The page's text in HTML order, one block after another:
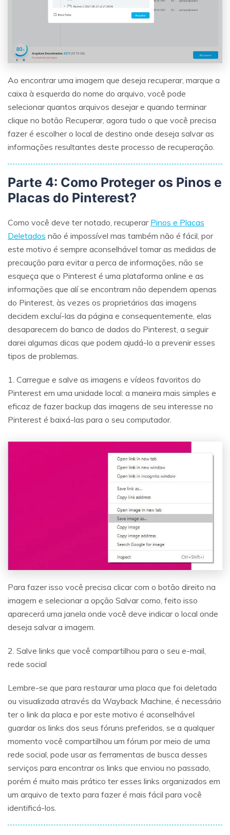
Ao encontrar uma imagem que deseja recuperar, marque a
caixa à esquerda do nome do arquivo, você pode
selecionar quantos arquivos desejar e quando terminar
clique no botão Recuperar, agora tudo o que você precisa
fazer é escolher o local de destino onde deseja salvar as
informações resultantes deste processo de recuperação.
Parte 4: Como Proteger os Pinos e
Placas do Pinterest?
Como você deve ter notado, recuperar Pinos e Placas
Deletados não é impossível mas também não é fácil, por
este motivo é sempre aconselhável tomar as medidas de
precaução para evitar a perca de informações, não se
esqueça que o Pinterest é uma plataforma online e as
informações que alí se encontram não dependem apenas
do Pinterest, às vezes os proprietários das imagens
decidem excluí-las da página e consequentemente, elas
desaparecem do banco de dados do Pinterest, a seguir
darei algumas dicas que podem ajudá-lo a prevenir esses
tipos de problemas.
1. Carregue e salve as imagens e vídeos favoritos do
Pinterest em uma unidade local: a maneira mais simples e
eficaz de fazer backup das imagens de seu interesse no
Pinterest é baixá-las para o seu computador.
Para fazer isso você precisa clicar com o botão direito na
imagem e selecionar a opção Salvar como, feito isso
aparecerá uma janela onde você deve indicar o local onde
deseja salvar a imagem.
2. Salve links que você compartilhou para o seu e-mail,
rede social
Lembre-se que para restaurar uma placa que foi deletada
ou visualizada através da Wayback Machine, é necessário
ter o link da placa e por este motivo é aconselhável
guardar os links dos seus fóruns preferidos, se a qualquer
momento você compartilhou um fórum por meio de uma
rede social, pode usar as ferramentas de busca desses
serviços para encontrar os links que enviou no passado,
porém é muito mais prático ter esses links organizados em
um arquivo de texto para fazer é mais fácil para você
identificá-los.